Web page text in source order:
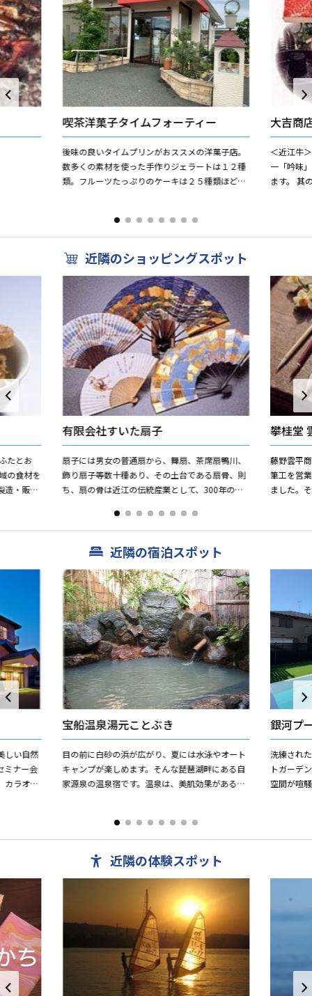
喫茶洋菓子タイムフォーティー
後味の良いタイムプリンがおススメの洋菓子店。
数多くの素材を使った手作りジェラートは１２種
類。フルーツたっぷりのケーキは２５種類ほどあ
大吉商
＜近江牛
一「吟味
ます。 其
近隣のショッピングスポット
たとお
造・販
有限会社すいた扇子
扇子には男女の普通扇から、舞扇、茶席扇鴨川、
飾り扇子等数十種あり、その土台である扇骨、則
ち、扇の骨は近江の伝統産業として、300年の歴
は全国の90％を占め、...
攀桂堂
藤野雲平
筆工を営
ました。
近隣の宿泊スポット
しい自然
ミナー会
カラオケ
宝船温泉湯元ことぶき
目の前に白砂の浜が広がり、夏には水泳やオート
キャンプが楽しめます。そんな琵琶湖畔にある自
家源泉の温泉宿です。温泉は、美肌効果があるに
銀河プ
洗練され
トガーデ
空間が喧
近隣の体験スポット